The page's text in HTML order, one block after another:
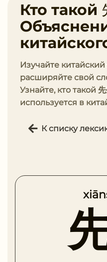
Кто такой
Изучайте
расширяйте свой
Узнайте, кто такой
используется в
К списку